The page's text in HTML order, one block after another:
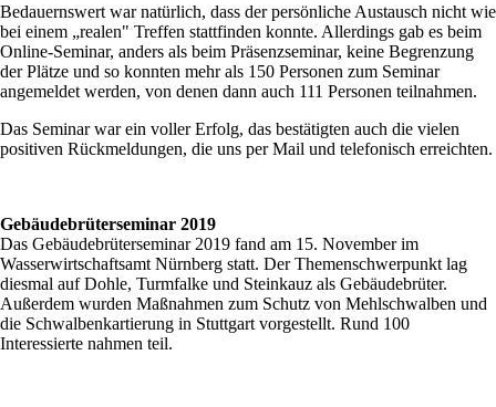
Bedauernswert war natürlich, dass der persönliche Austausch nicht wie
bei einem „realen" Treffen stattfinden konnte. Allerdings gab es beim
Online-Seminar, anders als beim Präsenzseminar, keine Begrenzung
der Plätze und so konnten mehr als 150 Personen zum Seminar
angemeldet werden, von denen dann auch 111 Personen teilnahmen.
Das Seminar war ein voller Erfolg, das bestätigten auch die vielen
positiven Rückmeldungen, die uns per Mail und telefonisch erreichten.
Gebäudebrüterseminar 2019
Das Gebäudebrüterseminar 2019 fand am 15. November im
Wasserwirtschaftsamt Nürnberg statt. Der Themenschwerpunkt lag
diesmal auf Dohle, Turmfalke und Steinkauz als Gebäudebrüter.
Außerdem wurden Maßnahmen zum Schutz von Mehlschwalben und
die Schwalbenkartierung in Stuttgart vorgestellt. Rund 100
Interessierte nahmen teil.